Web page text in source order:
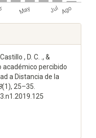
, D. C. ., &
académico percibido
a Distancia de la
(1), 25–35.